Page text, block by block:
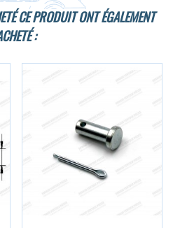
CE PRODUIT ONT ÉGALEMENT
: